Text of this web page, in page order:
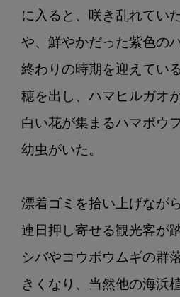
に入ると、咲き乱れてい
や、鮮やかだった紫色の
終わりの時期を迎えてい
穂を出し、ハマヒルガオ
白い花が集まるハマボウ
幼虫がいた。
漂着ゴミを拾い上げなが
連日押し寄せる観光客が
シバやコウボウムギの群
きくなり、当然他の海浜